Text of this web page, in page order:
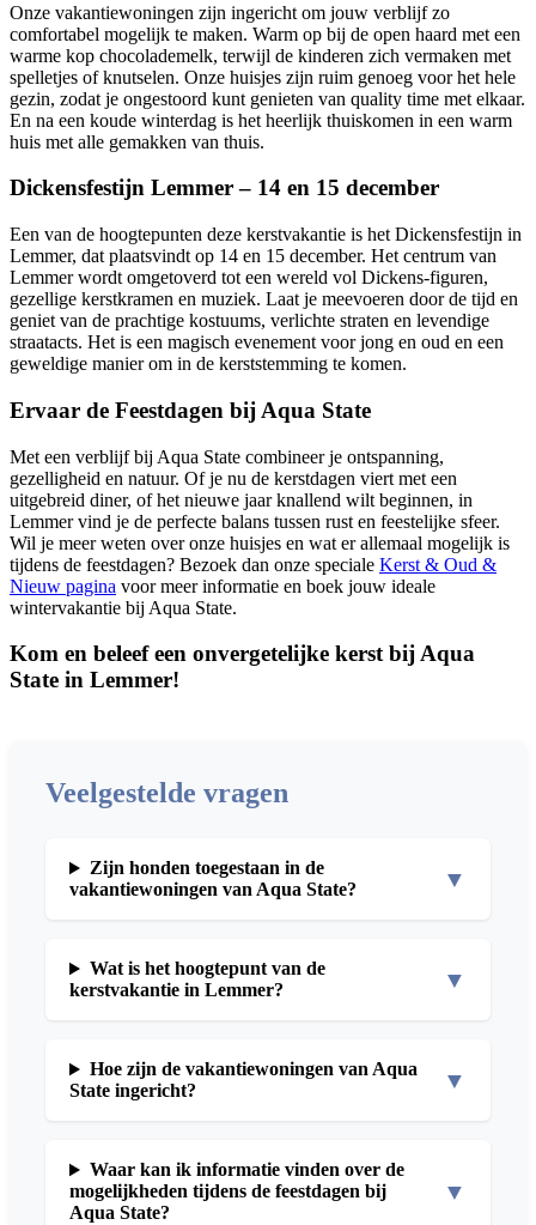
Onze vakantiewoningen zijn ingericht om jouw verblijf zo
comfortabel mogelijk te maken. Warm op bij de open haard met een
warme kop chocolademelk, terwijl de kinderen zich vermaken met
spelletjes of knutselen. Onze huisjes zijn ruim genoeg voor het hele
gezin, zodat je ongestoord kunt genieten van quality time met elkaar.
En na een koude winterdag is het heerlijk thuiskomen in een warm
huis met alle gemakken van thuis.
Dickensfestijn Lemmer – 14 en 15 december
Een van de hoogtepunten deze kerstvakantie is het Dickensfestijn in
Lemmer, dat plaatsvindt op 14 en 15 december. Het centrum van
Lemmer wordt omgetoverd tot een wereld vol Dickens-figuren,
gezellige kerstkramen en muziek. Laat je meevoeren door de tijd en
geniet van de prachtige kostuums, verlichte straten en levendige
straatacts. Het is een magisch evenement voor jong en oud en een
geweldige manier om in de kerststemming te komen.
Ervaar de Feestdagen bij Aqua State
Met een verblijf bij Aqua State combineer je ontspanning,
gezelligheid en natuur. Of je nu de kerstdagen viert met een
uitgebreid diner, of het nieuwe jaar knallend wilt beginnen, in
Lemmer vind je de perfecte balans tussen rust en feestelijke sfeer.
Wil je meer weten over onze huisjes en wat er allemaal mogelijk is
tijdens de feestdagen? Bezoek dan onze speciale Kerst & Oud &
Nieuw pagina voor meer informatie en boek jouw ideale
wintervakantie bij Aqua State.
Kom en beleef een onvergetelijke kerst bij Aqua
State in Lemmer!
Veelgestelde vragen
Zijn honden toegestaan in de
vakantiewoningen van Aqua State?
▼
Wat is het hoogtepunt van de
kerstvakantie in Lemmer?
▼
Hoe zijn de vakantiewoningen van Aqua
State ingericht?
▼
Waar kan ik informatie vinden over de
mogelijkheden tijdens de feestdagen bij
Aqua State?
▼